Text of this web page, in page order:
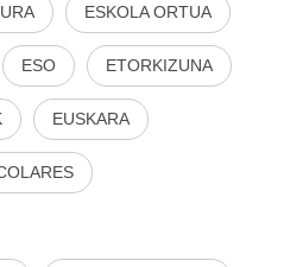
ESKOLA ORTUA
ESO ETORKIZUNA
EUSKARA